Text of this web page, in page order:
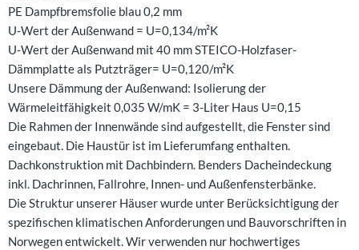
PE Dampfbremsfolie blau 0,2 mm
U-Wert der Außenwand = U=0,134/m²K
U-Wert der Außenwand mit 40 mm STEICO-Holzfaser-
Dämmplatte als Putzträger= U=0,120/m²K
Unsere Dämmung der Außenwand: Isolierung der
Wärmeleitfähigkeit 0,035 W/mK = 3-Liter Haus U=0,15
Die Rahmen der Innenwände sind aufgestellt, die Fenster sind
eingebaut. Die Haustür ist im Lieferumfang enthalten.
Dachkonstruktion mit Dachbindern. Benders Dacheindeckung
inkl. Dachrinnen, Fallrohre, Innen- und Außenfensterbänke.
Die Struktur unserer Häuser wurde unter Berücksichtigung der
spezifischen klimatischen Anforderungen und Bauvorschriften in
Norwegen entwickelt. Wir verwenden nur hochwertiges